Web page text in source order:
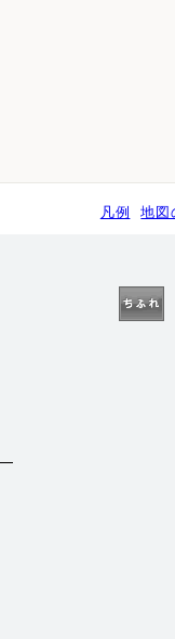
凡例 地図